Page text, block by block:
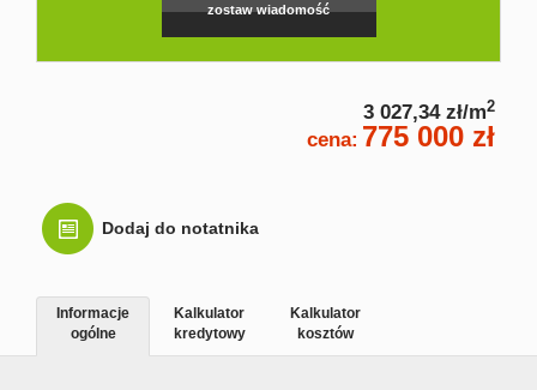
zostaw wiadomość
3 027,34 zł/m2
cena: 775 000 zł
Dodaj do notatnika
Informacje
ogólne
Kalkulator
kredytowy
Kalkulator
kosztów